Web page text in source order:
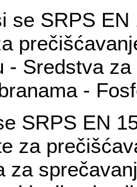
se SRPS
- Sredstva
-
SRPS EN
za
za